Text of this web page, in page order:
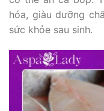
hóa, giàu dưỡng
sức khỏe sau sinh.